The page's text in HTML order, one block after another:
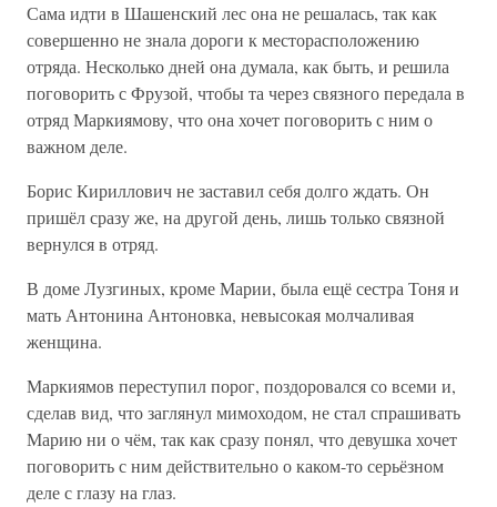
Сама идти в Шашенский лес она не решалась, так как
совершенно не знала дороги к месторасположению
отряда. Несколько дней она думала, как быть, и решила
поговорить с Фрузой, чтобы та через связного передала в
отряд Маркиямову, что она хочет поговорить с ним о
важном деле.
Борис Кириллович не заставил себя долго ждать. Он
пришёл сразу же, на другой день, лишь только связной
вернулся в отряд.
В доме Лузгиных, кроме Марии, была ещё сестра Тоня и
мать Антонина Антоновка, невысокая молчаливая
женщина.
Маркиямов переступил порог, поздоровался со всеми и,
сделав вид, что заглянул мимоходом, не стал спрашивать
Марию ни о чём, так как сразу понял, что девушка хочет
поговорить с ним действительно о каком-то серьёзном
деле с глазу на глаз.